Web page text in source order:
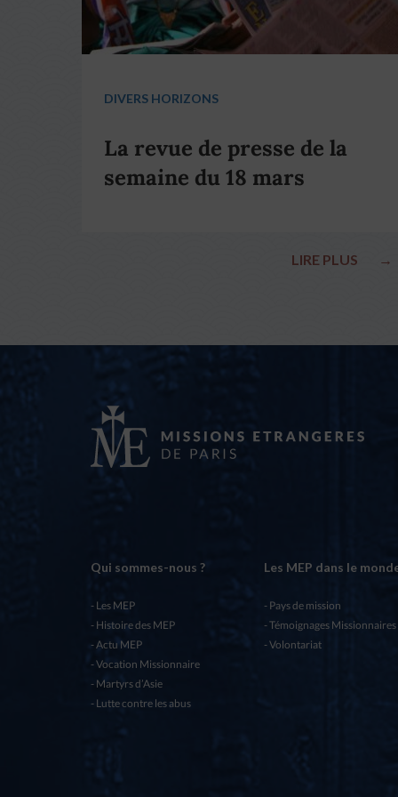
DIVERS HORIZONS
La revue de presse de la
semaine du 18 mars
LIRE PLUS →
Qui sommes-nous ?
Les MEP
Histoire des MEP
Actu MEP
Vocation Missionnaire
Martyrs d’Asie
Lutte contre les abus
Les MEP dans le
Pays de mission
Témoignages Missionnaires
Volontariat